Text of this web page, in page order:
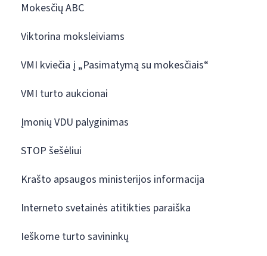
Mokesčių ABC
Viktorina moksleiviams
VMI kviečia į „Pasimatymą su mokesčiais“
VMI turto aukcionai
Įmonių VDU palyginimas
STOP šešėliui
Krašto apsaugos ministerijos informacija
Interneto svetainės atitikties paraiška
Ieškome turto savininkų